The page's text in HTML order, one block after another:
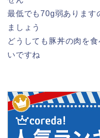
最低でも70g弱あります
ましょう
どうしても豚丼の肉を
いですね